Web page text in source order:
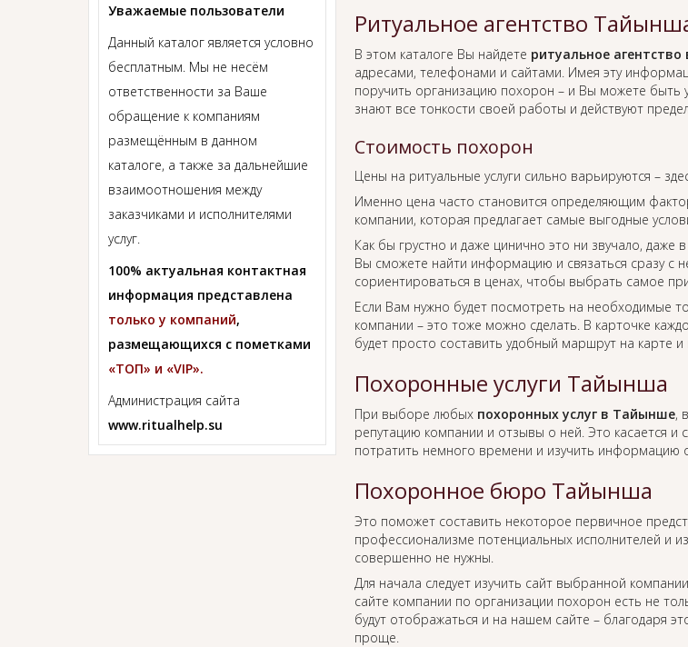
Ритуальное агентство
В этом каталоге Вы найдете ритуальное
адресами, телефонами и сайтами. Имея эту
поручить организацию похорон – и Вы можете быть
знают все тонкости своей работы и действуют
Стоимость похорон
Цены на ритуальные услуги сильно варьируются –
Именно цена часто становится определяющим
компании, которая предлагает самые выгодные
Как бы грустно и даже цинично это ни звучало, даже
Вы сможете найти информацию и связаться сразу с
сориентироваться в ценах, чтобы выбрать самое
Если Вам нужно будет посмотреть на необходимые
компании – это тоже можно сделать. В карточке
будет просто составить удобный маршрут на карте
Похоронные услуги Тайынша
При выборе любых похоронных услуг в Тайынше,
репутацию компании и отзывы о ней. Это касается и
потратить немного времени и изучить информацию
Похоронное бюро Тайынша
Это поможет составить некоторое первичное
профессионализме потенциальных исполнителей и
совершенно не нужны.
Для начала следует изучить сайт выбранной
сайте компании по организации похорон есть не
будут отображаться и на нашем сайте – благодаря
проще.
Уважаемые пользователи
Данный каталог является условно
бесплатным. Мы не несём
ответственности за Ваше
обращение к компаниям
размещённым в данном
каталоге, а также за дальнейшие
взаимоотношения между
заказчиками и исполнителями
услуг.
100% актуальная контактная
информация представлена
только у компаний,
размещающихся с пометками
«ТОП» и «VIP».
Администрация сайта
www.ritualhelp.su